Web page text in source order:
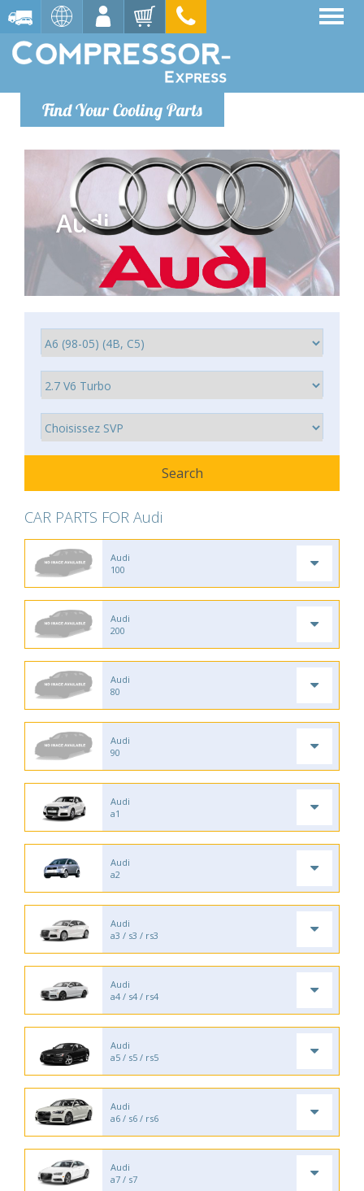
Find Your Cooling Parts
Audi
CAR PARTS FOR Audi
Audi
100
Audi
200
Audi
80
Audi
90
Audi
a1
Audi
a2
Audi
a3 / s3 / rs3
Audi
a4 / s4 / rs4
Audi
a5 / s5 / rs5
Audi
a6 / s6 / rs6
Audi
a7 / s7